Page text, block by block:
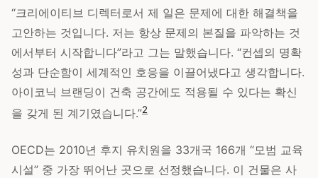
“크리에이티브 디렉터로서 제 일은 문제에 대한 해결책을
고안하는 것입니다. 저는 항상 문제의 본질을 파악하는 것
에서부터 시작합니다”라고 그는 말했습니다. “컨셉의 명확
성과 단순함이 세계적인 호응을 이끌어냈다고 생각합니다.
아이코닉 브랜딩이 건축 공간에도 적용될 수 있다는 확신
을 갖게 된 계기였습니다.”2
OECD는 2010년 후지 유치원을 33개국 166개 “모범 교육
시설” 중 가장 뛰어난 곳으로 선정했습니다. 이 건물은 사